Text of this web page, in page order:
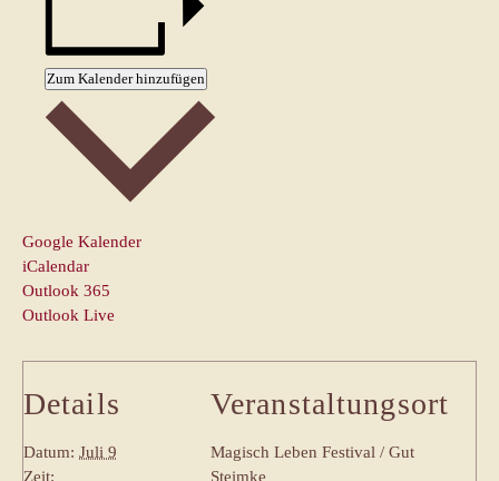
Zum Kalender hinzufügen
Google Kalender
iCalendar
Outlook 365
Outlook Live
Details
Datum: Juli 9
Zeit:
Veranstaltungsort
Magisch Leben Festival / Gut
Steimke